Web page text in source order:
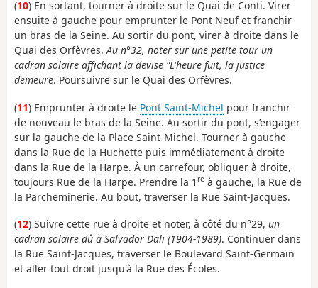
(10) En sortant, tourner à droite sur le Quai de Conti. Virer
ensuite à gauche pour emprunter le Pont Neuf et franchir
un bras de la Seine. Au sortir du pont, virer à droite dans le
Quai des Orfèvres.Au n°32, noter sur une petite tour un
cadran solaire affichant la devise "L'heure fuit, la justice
demeure. Poursuivre sur le Quai des Orfèvres.
(11) Emprunter à droite le Pont Saint-Michel pour franchir
de nouveau le bras de la Seine. Au sortir du pont, s’engager
sur la gauche de la Place Saint-Michel. Tourner à gauche
dans la Rue de la Huchette puis immédiatement à droite
dans la Rue de la Harpe. À un carrefour, obliquer à droite,
toujours Rue de la Harpe. Prendre la 1 re à gauche, la Rue de
la Parcheminerie. Au bout, traverser la Rue Saint-Jacques.
(12) Suivre cette rue à droite et noter, à côté du n°29, un
cadran solaire dû à Salvador Dali (1904-1989). Continuer dans
la Rue Saint-Jacques, traverser le Boulevard Saint-Germain
et aller tout droit jusqu'à la Rue des Écoles.